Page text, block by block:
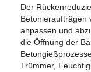
Der
Betonieraufträgen
anpassen und
die Öffnung der
Trümmer,